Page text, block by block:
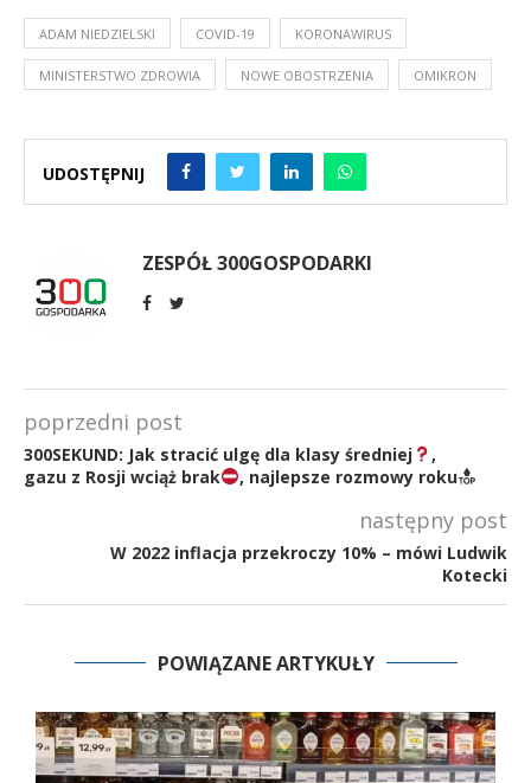
ADAM NIEDZIELSKI COVID-19 KORONAWIRUS
MINISTERSTWO ZDROWIA NOWE OBOSTRZENIA OMIKRON
UDOSTĘPNIJ
ZESPÓŁ 300GOSPODARKI
poprzedni post
300SEKUND: Jak stracić ulgę dla klasy średniej
,
gazu z Rosji wciąż brak
, najlepsze rozmowy roku
następny post
W 2022 inflacja przekroczy 10% – mówi Ludwik
Kotecki
POWIĄZANE ARTYKUŁY